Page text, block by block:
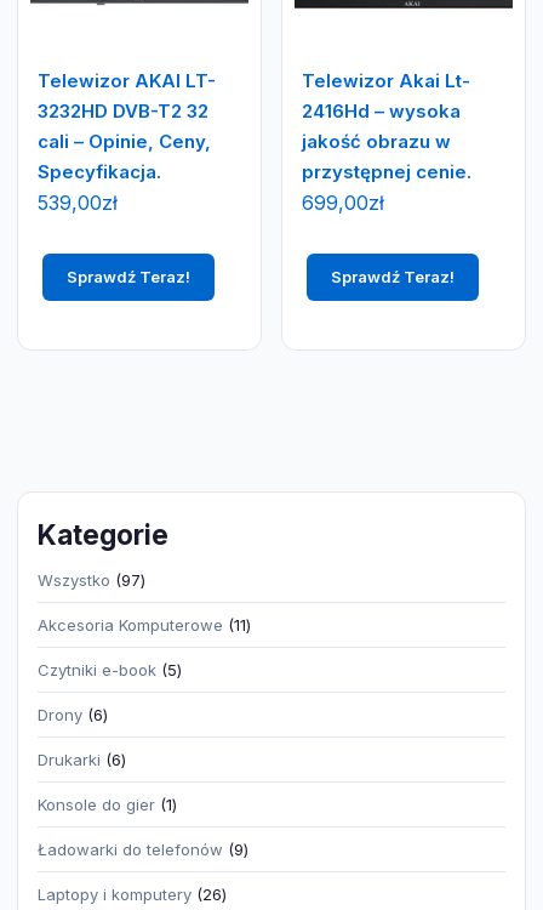
Telewizor AKAI LT-
3232HD DVB-T2 32
cali – Opinie, Ceny,
Specyfikacja.
539,00zł
Sprawdź Teraz!
Telewizor Akai Lt-
2416Hd – wysoka
jakość obrazu w
przystępnej cenie.
699,00zł
Sprawdź Teraz!
Kategorie
Wszystko 9797
produktów
Akcesoria Komputerowe
1111
produktów
Czytniki e-book
55
produktów
Drony 66
produktów
Drukarki
66
produktów
Konsole do gier 11
produkt
Ładowarki do telefonów
99
produktów
Laptopy i komputery
2626